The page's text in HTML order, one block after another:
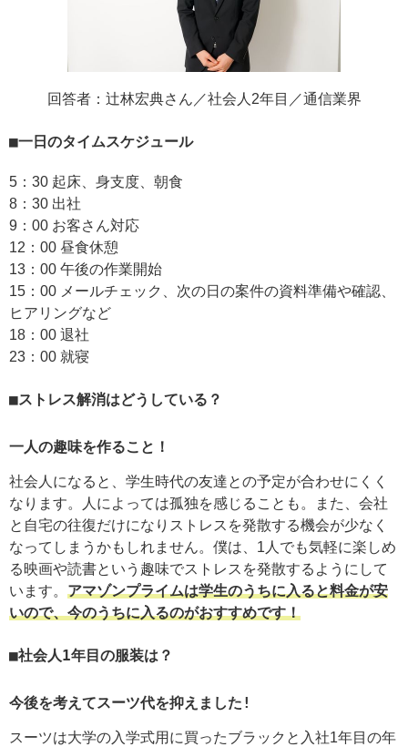
回答者：辻林宏典さん／社会人2年目／通信業界
一日のタイムスケジュール
5：30 起床、身支度、朝食
8：30 出社
9：00 お客さん対応
12：00 昼食休憩
13：00 午後の作業開始
15：00 メールチェック、次の日の案件の資料準備や確認、
ヒアリングなど
18：00 退社
23：00 就寝
ストレス解消はどうしている？
一人の趣味を作ること！
社会人になると、学生時代の友達との予定が合わせにくく
なります。人によっては孤独を感じることも。また、会社
と自宅の往復だけになりストレスを発散する機会が少なく
なってしまうかもしれません。僕は、1人でも気軽に楽しめ
る映画や読書という趣味でストレスを発散するようにして
います。 アマゾンプライムは学生のうちに入ると料金が安
いので、今のうちに入るのがおすすめです！
社会人1年目の服装は？
今後を考えてスーツ代を抑えました!
スーツは大学の入学式用に買ったブラックと入社1年目の年